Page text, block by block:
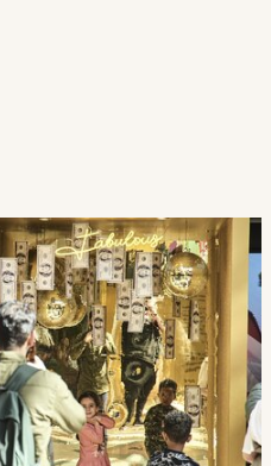
–
og oplevelse gør en
at en 1% stigning i
med omkring
besøgende er det